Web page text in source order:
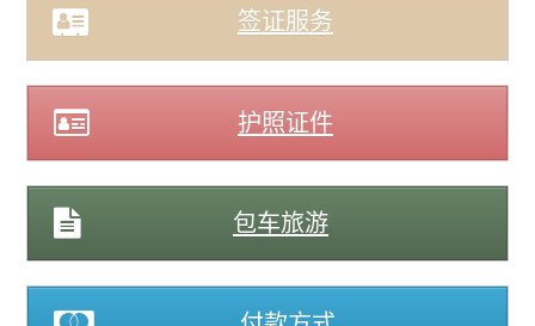
签证服务
护照证件
包车旅游